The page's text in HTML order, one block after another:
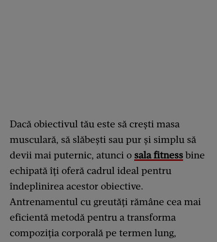
Dacă obiectivul tău este să crești masa
musculară, să slăbești sau pur și simplu să
devii mai puternic, atunci o sala fitness bine
echipată îți oferă cadrul ideal pentru
îndeplinirea acestor obiective.
Antrenamentul cu greutăți rămâne cea mai
eficientă metodă pentru a transforma
compoziția corporală pe termen lung,